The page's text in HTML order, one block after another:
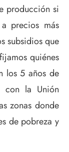
producción si
precios más
subsidios que
quiénes
los 5 años de
con la Unión
zonas donde
de pobreza y